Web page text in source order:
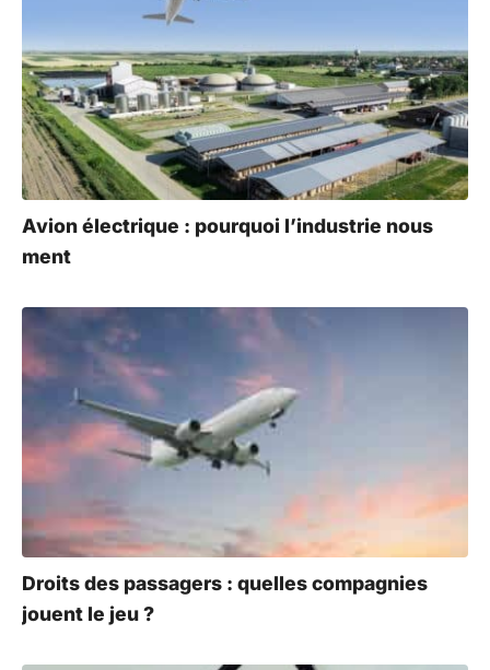
Avion électrique : pourquoi l’industrie nous
ment
Droits des passagers : quelles compagnies
jouent le jeu ?